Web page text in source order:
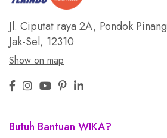
Jl. Ciputat raya 2A, Pondok Pinang
Jak-Sel, 12310
Show on map
Butuh Bantuan WIKA?